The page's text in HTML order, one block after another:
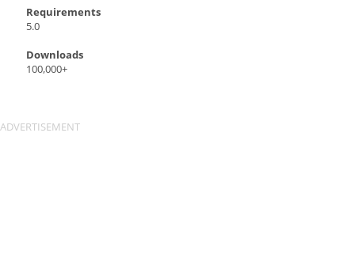
Requirements
5.0
Downloads
100,000+